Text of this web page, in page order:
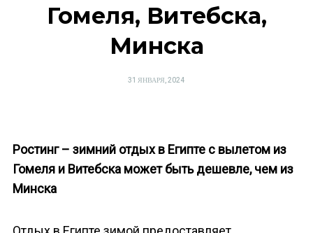
Гомеля, Витебска,
Минска
POSTED
31 ЯНВАРЯ, 2024
Ростинг – зимний отдых в Египте с вылетом из
Гомеля и Витебска может быть дешевле, чем из
Минска